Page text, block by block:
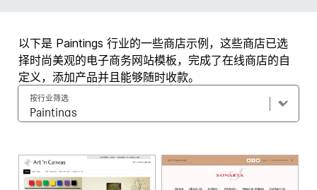
以下是 Paintings 行业的一些商店示例，这些商店已选
择时尚美观的电子商务网站模板，完成了在线商店的自
定义，添加产品并且能够随时收款。
按行业筛选